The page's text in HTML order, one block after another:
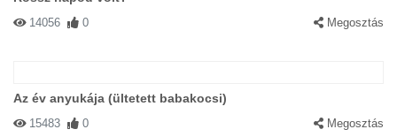
14056 0 Megosztás
Az év anyukája (ültetett babakocsi)
15483 0 Megosztás